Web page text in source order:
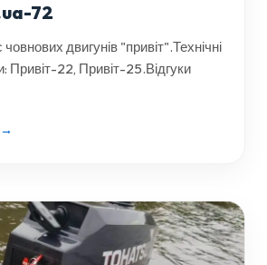
72
двигунів "привіт".Технічні
Привіт-22, Привіт-25.Відгуки